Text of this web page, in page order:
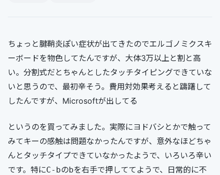
ちょっと腱鞘炎ぽい症状が出てきたのでエルゴノミクスキ
ーボードを物色してたんですが、大体3万以上と割と高
い。分割式だとちゃんとしたタッチタイピングできていな
いと思うので、最初辛そう。費用対効果考えると躊躇して
したんですが、Microsoftが出してる
というのを買ってみました。実際にヨドバシとかで触って
みてキーの感触は問題なかったんですが、意外なほどちゃ
んとタッチタイプできていなかったようで、いろいろ辛い
です。特にC-bのbを右手で押しててようで、日常的に不